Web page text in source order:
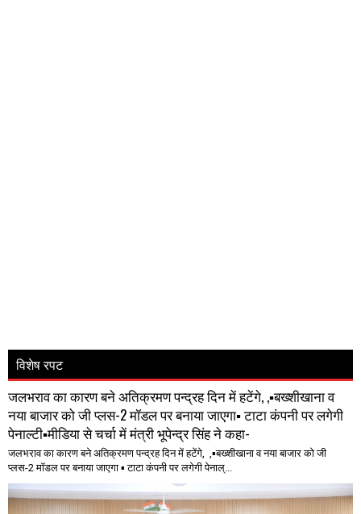
विशेष रपट
जलभराव का कारण बने अतिक्रमण पन्द्रह दिन में हटेंगे, ,▪️बख्शीखाना व
नया बाजार को जी प्लस-2 मॉडल पर बनाया जाएगा▪️ टाटा कंपनी पर लगेगी
पेनाल्टी▪️मीडिया से चर्चा में मंत्री भूपेन्द्र सिंह ने कहा-
जलभराव का कारण बने अतिक्रमण पन्द्रह दिन में हटेंगे, ,▪️बख्शीखाना व नया बाजार को जी
प्लस-2 मॉडल पर बनाया जाएगा ▪️ टाटा कंपनी पर लगेगी पेनाल्...